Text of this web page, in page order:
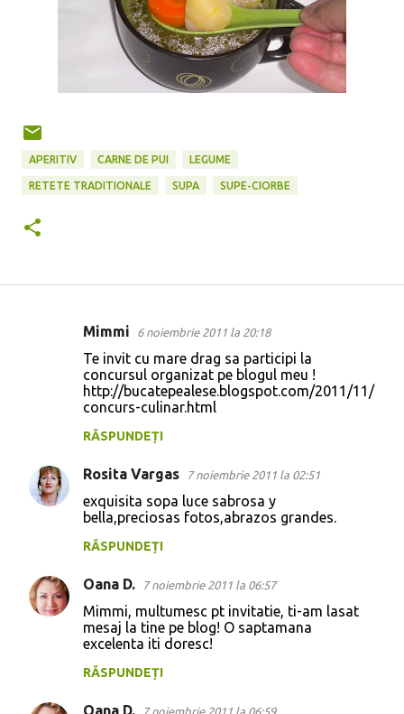
APERITIV CARNE DE PUI LEGUME
RETETE TRADITIONALE SUPA SUPE-CIORBE
t
a
Mimmi 6 noiembrie 2011 la 20:18
Te invit cu mare drag sa participi la
concursul organizat pe blogul meu !
http://bucatepealese.blogspot.com/2011/11/
concurs-culinar.html
RĂSPUNDEȚI
Rosita Vargas 7 noiembrie 2011 la 02:51
exquisita sopa luce sabrosa y
bella,preciosas fotos,abrazos grandes.
RĂSPUNDEȚI
Oana D. 7 noiembrie 2011 la 06:57
Mimmi, multumesc pt invitatie, ti-am lasat
mesaj la tine pe blog! O saptamana
excelenta iti doresc!
RĂSPUNDEȚI
Oana D. 7 noiembrie 2011 la 06:59